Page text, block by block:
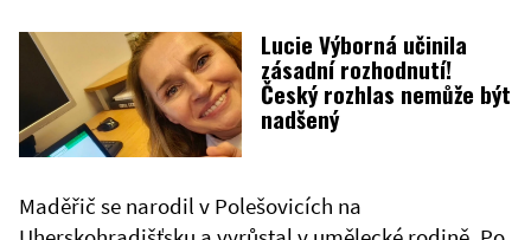
Lucie Výborná učinila
zásadní rozhodnutí!
Český rozhlas nemůže být
nadšený
Maděřič se narodil v Polešovicích na